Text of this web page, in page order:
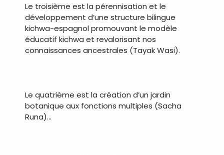
Le troisième est la pérennisation et le
développement d’une structure bilingue
kichwa-espagnol promouvant le modèle
éducatif kichwa et revalorisant nos
connaissances ancestrales (Tayak Wasi).
Le quatrième est la création d’un jardin
botanique aux fonctions multiples (Sacha
Runa)…